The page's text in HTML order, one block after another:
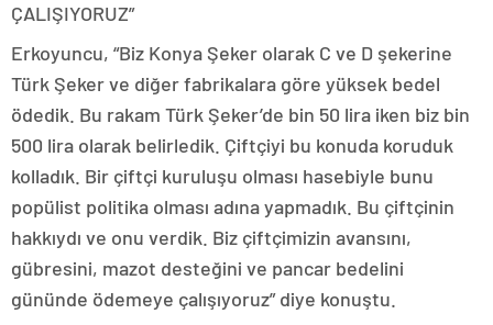
ÇALIŞIYORUZ”
Erkoyuncu, “Biz Konya Şeker olarak C ve D şekerine
Türk Şeker ve diğer fabrikalara göre yüksek bedel
ödedik. Bu rakam Türk Şeker’de bin 50 lira iken biz bin
500 lira olarak belirledik. Çiftçiyi bu konuda koruduk
kolladık. Bir çiftçi kuruluşu olması hasebiyle bunu
popülist politika olması adına yapmadık. Bu çiftçinin
hakkıydı ve onu verdik. Biz çiftçimizin avansını,
gübresini, mazot desteğini ve pancar bedelini
gününde ödemeye çalışıyoruz” diye konuştu.